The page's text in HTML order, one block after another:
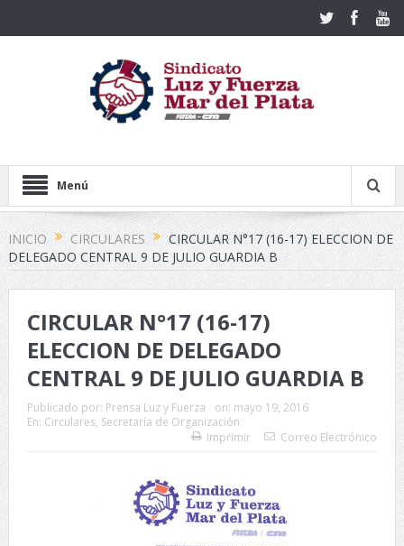
Menú
INICIO CIRCULARES
CIRCULAR N°17 (16-17) ELECCION DE
DELEGADO CENTRAL 9 DE JULIO GUARDIA B
CIRCULAR N°17 (16-17)
ELECCION DE DELEGADO
CENTRAL 9 DE JULIO GUARDIA B
Publicado por: Prensa Luz y Fuerza on: mayo 19, 2016
En: Circulares, Secretaría de Organización
Imprimir
Correo Electrónico